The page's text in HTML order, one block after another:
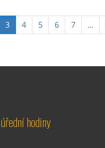
3(aktuální)
4 5 6 7 ...
úřední hodiny